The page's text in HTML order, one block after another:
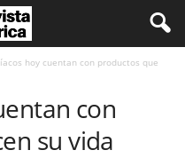
hoy cuentan con productos que
con
su vida